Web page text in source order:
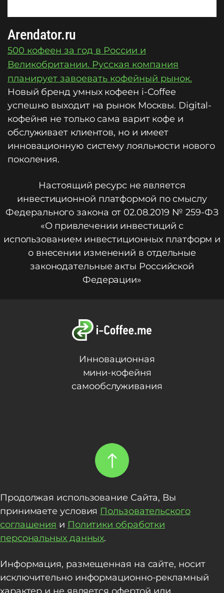
Arendator.ru
500 кофеен за год в России и
Великобритании. Русская компания
планирует завоевать кофейный рынок.
Новый бренд умных кофеен i-Coffee
успешно выходит на рынок Москвы. Digital-
кофейня не только сама варит кофе и
обслуживает клиентов, но и имеет
инновационную систему лояльности нового
поколения.
Настоящий ресурс не является
инвестиционной платформой по смыслу
Федерального закона от 02.08.2019 № 259-ФЗ
«О привлечении инвестиций с
использованием инвестиционных платформ и
о внесении изменений в отдельные
законодательные акты Российской
Федерации»
Инновационная
мини-кофейня
самообслуживания
Продолжая использование Сайта, Вы
принимаете условия Пользовательского
соглашения и Политики обработки
персональных данных.
Информация, размещенная на сайте, носит
исключительно информационно-рекламный